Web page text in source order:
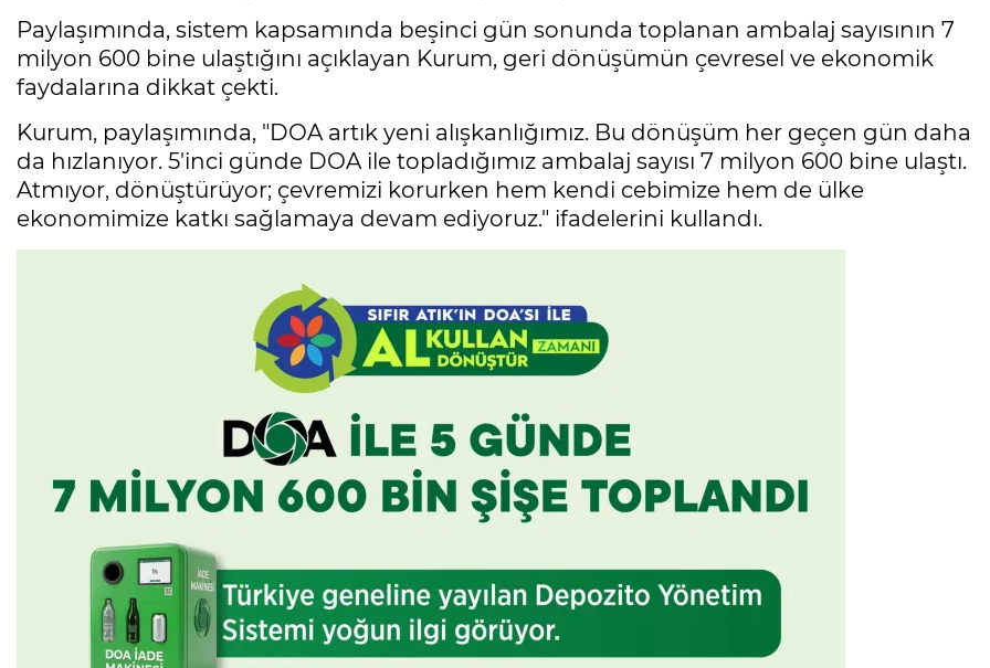
Paylaşımında, sistem kapsamında beşinci gün sonunda toplanan ambalaj sayısının 7
milyon 600 bine ulaştığını açıklayan Kurum, geri dönüşümün çevresel ve ekonomik
faydalarına dikkat çekti.
Kurum, paylaşımında, "DOA artık yeni alışkanlığımız. Bu dönüşüm her geçen gün daha
da hızlanıyor. 5'inci günde DOA ile topladığımız ambalaj sayısı 7 milyon 600 bine ulaştı.
Atmıyor, dönüştürüyor; çevremizi korurken hem kendi cebimize hem de ülke
ekonomimize katkı sağlamaya devam ediyoruz." ifadelerini kullandı.